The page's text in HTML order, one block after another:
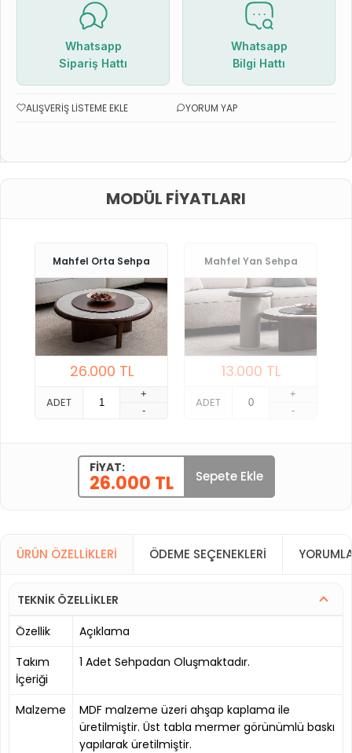
Whatsapp
Sipariş Hattı
Whatsapp
Bilgi Hattı
ALIŞVERIŞ LISTEME EKLE YORUM YAP
MODÜL FIYATLARI
Mahfel Orta Sehpa
26.000 TL
ADET
+
-
Mahfel Yan Sehpa
13.000 TL
ADET
+
-
FIYAT:
26.000 TL Sepete Ekle
ÜRÜN ÖZELLIKLERI ÖDEME SEÇENEKLERI
TEKNİK ÖZELLİKLER
Özellik
Açıklama
Takım
İçeriği
1 Adet Sehpadan Oluşmaktadır.
Malzeme
MDF malzeme üzeri ahşap kaplama ile
üretilmiştir. Üst tabla mermer görünümlü baskı
yapılarak üretilmiştir.